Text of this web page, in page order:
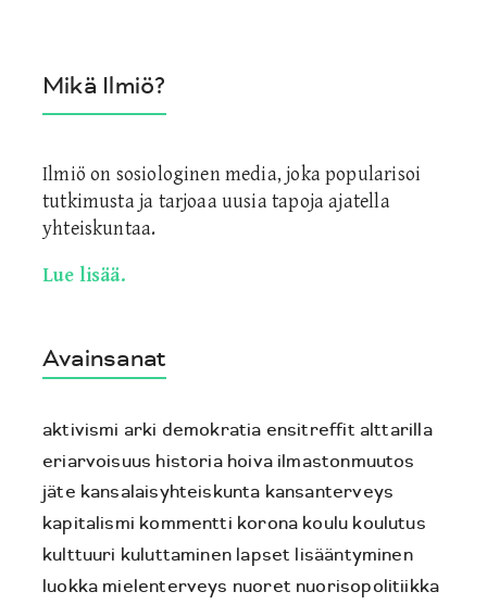
Mikä Ilmiö?
Ilmiö on sosiologinen media, joka popularisoi
tutkimusta ja tarjoaa uusia tapoja ajatella
yhteiskuntaa.
Lue lisää.
Avainsanat
aktivismi arki demokratia ensitreffit alttarilla
eriarvoisuus historia hoiva ilmastonmuutos
jäte kansalaisyhteiskunta kansanterveys
kapitalismi kommentti korona koulu koulutus
kulttuuri kuluttaminen lapset lisääntyminen
luokka mielenterveys nuoret nuorisopolitiikka